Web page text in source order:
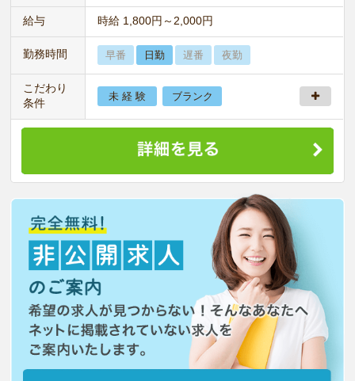
給与 時給 1,800円～2,000円
勤務時間 早番 日勤 遅番 夜勤
こだわり
条件
未 経 験 ブランク